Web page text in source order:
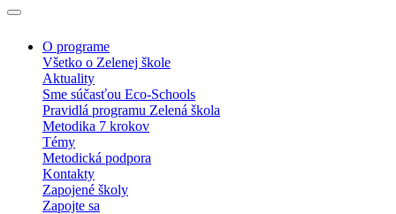
O programe
Všetko o Zelenej škole
Aktuality
Sme súčasťou Eco-Schools
Pravidlá programu Zelená škola
Metodika 7 krokov
Témy
Metodická podpora
Kontakty
Zapojené školy
Zapojte sa